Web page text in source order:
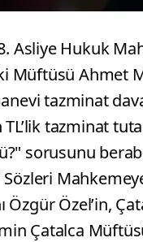
Asliye Hukuk
Müftüsü Ahmet
tazminat
tazminat
sorusunu
Mahkemeye
Özgür Özel’in,
Çatalca